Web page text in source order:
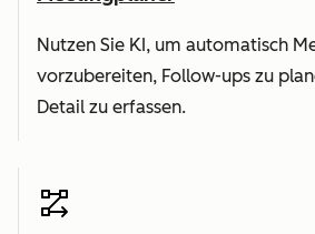
Nutzen Sie KI, um automatisch
vorzubereiten, Follow-ups zu
Detail zu erfassen.